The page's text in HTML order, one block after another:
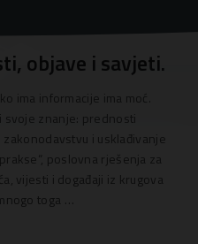
objave i savjeti.
ima informacije ima moć.
svoje znanje: prednosti
i usklađivanje
poslovna rješenja za
vijesti i događaji iz krugova
toga …